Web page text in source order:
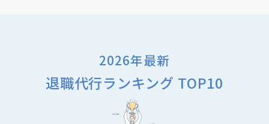
2026年最新
退職代行ランキング TOP10